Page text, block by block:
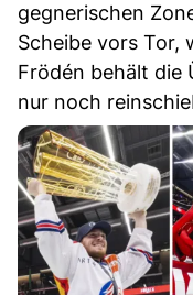
gegnerischen
Scheibe vors Tor,
Frödén behält die
nur noch